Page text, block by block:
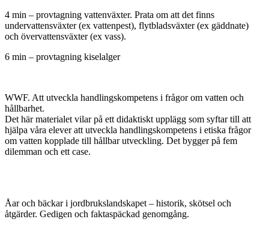
4 min – provtagning vattenväxter. Prata om att det finns
undervattensväxter (ex vattenpest), flytbladsväxter (ex gäddnate)
och övervattensväxter (ex vass).
6 min – provtagning kiselalger
WWF. Att utveckla handlings­kompetens i frågor om vatten och
hållbarhet.
Det här materialet vilar på ett didaktiskt upplägg som syftar till att
hjälpa våra elever att utveckla handlingskompetens i etiska frågor
om vatten kopplade till hållbar utveckling. Det bygger på fem
dilemman och ett case.
Åar och bäckar i jordbrukslandskapet – historik, skötsel och
åtgärder. Gedigen och faktaspäckad genomgång.